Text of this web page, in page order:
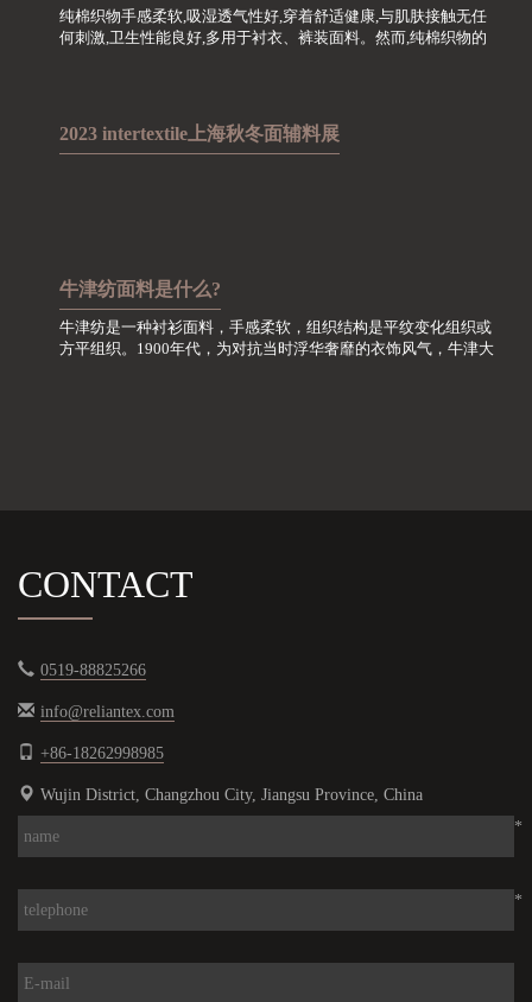
纯棉织物手感柔软,吸湿透气性好,穿着舒适健康,与肌肤接触无任
何刺激,卫生性能良好,多用于衬衣、裤装面料。然而,纯棉织物的
2023 intertextile上海秋冬面辅料展
牛津纺面料是什么?
牛津纺是一种衬衫面料，手感柔软，组织结构是平纹变化组织或
方平组织。1900年代，为对抗当时浮华奢靡的衣饰风气，牛津大
CONTACT
0519-88825266
info@reliantex.com
+86-18262998985
Wujin District, Changzhou City, Jiangsu Province, China
*
*